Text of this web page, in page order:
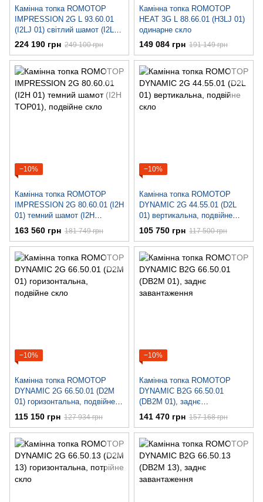
Камінна топка ROMOTOP
IMPRESSION 2G L 93.60.01
(I2LJ 01) світлий шамот (I2LG
TOP02), подвійне скло
224 190 грн 249 100 грн
Камінна топка ROMOTOP
HEAT 3G L 88.66.01 (H3LJ 01)
одинарне скло
149 084 грн 191 149 грн
−10%
Камінна топка ROMOTOP
IMPRESSION 2G 80.60.01 (I2H
01) темний шамот (I2H
TOP01), подвійне скло
163 560 грн 181 749 грн
−10%
Камінна топка ROMOTOP
DYNAMIC 2G 44.55.01 (D2L
01) вертикальна, подвійне
скло
105 750 грн 117 500 грн
−10%
Камінна топка ROMOTOP
DYNAMIC 2G 66.50.01 (D2M
01) горизонтальна, подвійне
скло
115 150 грн 127 934 грн
−10%
Камінна топка ROMOTOP
DYNAMIC B2G 66.50.01
(DB2M 01), заднє
завантаження
141 470 грн 157 168 грн